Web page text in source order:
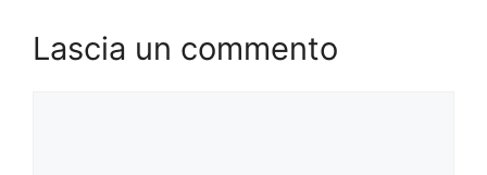
Lascia un commento